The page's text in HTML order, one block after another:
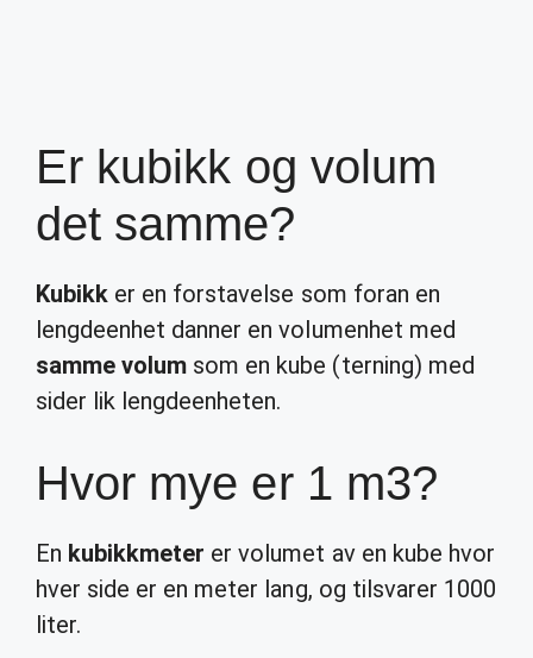
Er kubikk og volum
det samme?
Kubikk er en forstavelse som foran en
lengdeenhet danner en volumenhet med
samme volum som en kube (terning) med
sider lik lengdeenheten.
Hvor mye er 1 m3?
En kubikkmeter er volumet av en kube hvor
hver side er en meter lang, og tilsvarer 1000
liter.